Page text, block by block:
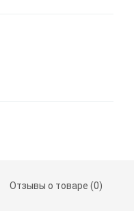
Отзывы о товаре (0)